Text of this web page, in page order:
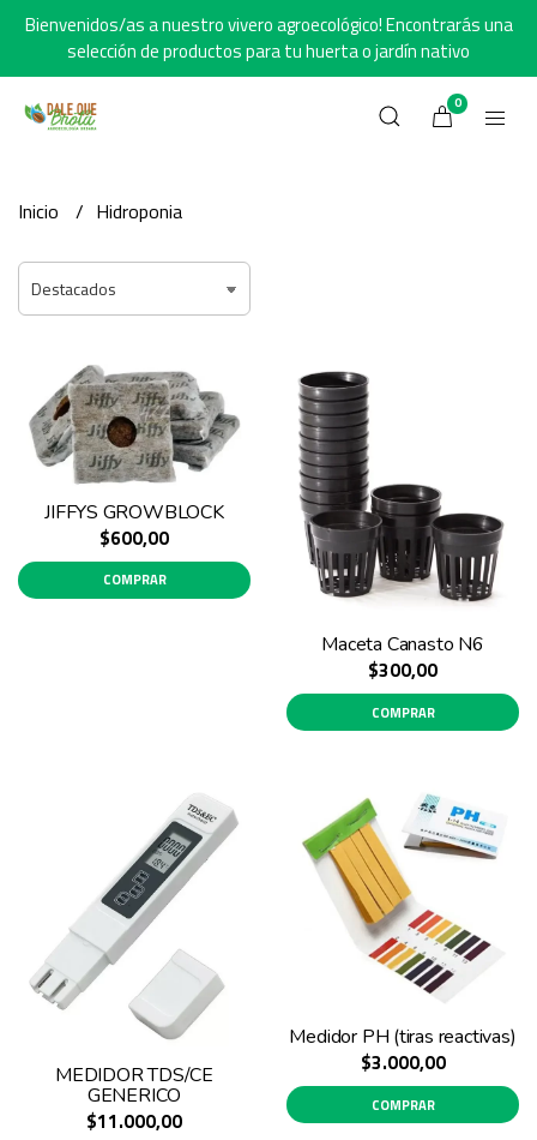
Bienvenidos/as a nuestro vivero agroecológico! Encontrarás una
selección de productos para tu huerta o jardín nativo
0
Inicio Hidroponia
JIFFYS GROWBLOCK
$600,00
COMPRAR
Maceta Canasto N6
$300,00
COMPRAR
MEDIDOR TDS/CE
GENERICO
$11.000,00
Medidor PH (tiras reactivas)
$3.000,00
COMPRAR